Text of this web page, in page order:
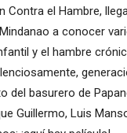
Contra el Hambre,
a conocer
y el hambre
del basurero de
Guillermo, Luis